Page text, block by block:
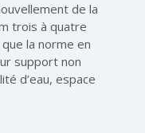
de la
trois à quatre
la norme en
support non
d’eau, espace